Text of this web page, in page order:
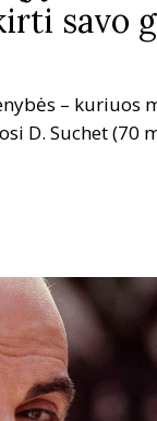
savo
– kuriuos
D. Suchet (70